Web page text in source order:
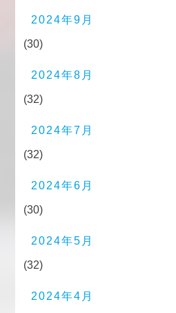
2024年9月
(30)
2024年8月
(32)
2024年7月
(32)
2024年6月
(30)
2024年5月
(32)
2024年4月